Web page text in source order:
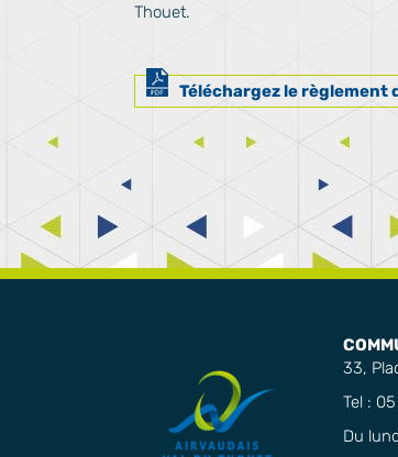
Thouet.
Téléchargez le règlement
33,
Tel :
Du